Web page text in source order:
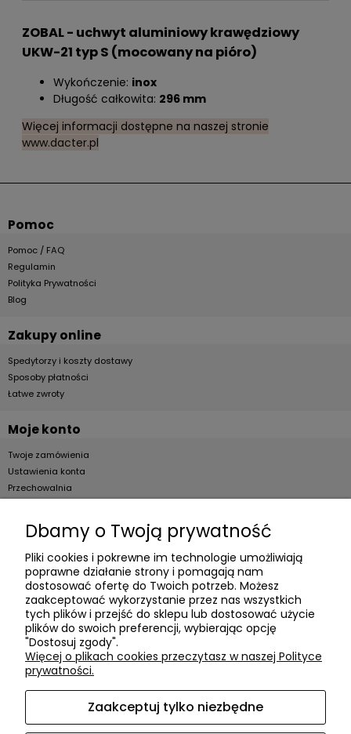
ZOBAL - uchwyt aluminiowy krawędziowy
UKW-21 typ S (mocowany na pióro)
Wykończenie: inox
Długość całkowita: 296 mm
Więcej informacji dostępne na naszej stronie
www.dacter.pl
Pomoc
Pomoc / FAQ
Regulamin
Polityka Prywatności
Blog
Zakupy online
Spedytorzy i koszty dostawy
Sposoby płatności
Łatwe zwroty
Moje konto
Twoje zamówienia
Ustawienia konta
Przechowalnia
Dla firm
O firmie
Informacje o firmie
Kontakt
dacter.pl
Akcesoria meblowe DAC TER | ul. Przepiórki 56, 02-410
Warszawa, woj. mazowieckie | E-mail:sklep@dacter.plTel.:
Dbamy o Twoją prywatność
Pliki cookies i pokrewne im technologie umożliwiają
poprawne działanie strony i pomagają nam
dostosować ofertę do Twoich potrzeb. Możesz
zaakceptować wykorzystanie przez nas wszystkich
tych plików i przejść do sklepu lub dostosować użycie
plików do swoich preferencji, wybierając opcję
"Dostosuj zgody".
Więcej o plikach cookies przeczytasz w naszej Polityce
prywatności.
Zaakceptuj tylko niezbędne